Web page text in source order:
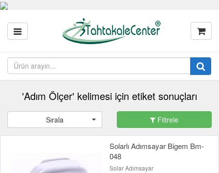
'Adım Ölçer' kelimesi için etiket sonuçları
Sırala Filtrele
Solarlı Adımsayar Bigem Bm-
048
Solar Adımsayar